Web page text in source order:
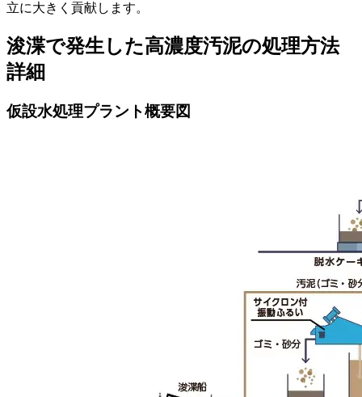
立に大きく貢献します。
浚渫で発生した高濃度汚泥の処理方法
詳細
仮設水処理プラント概要図